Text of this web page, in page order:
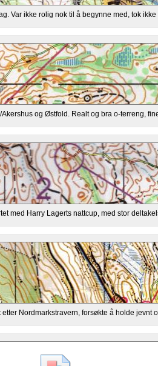
Var ikke rolig nok til å begynne med, tok
Akershus og Østfold. Realt og bra o-terreng,
med Harry Lagerts nattcup, med stor
etter Nordmarkstravern, forsøkte å holde jevnt